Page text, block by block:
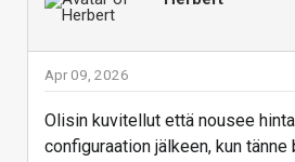
Apr 09, 2026
Olisin kuvitellut että nousee
configuraation jälkeen, kun